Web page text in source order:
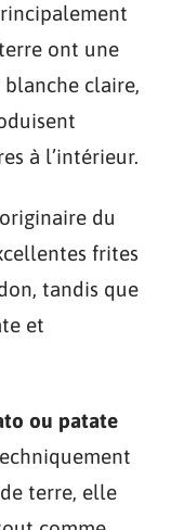
ont une
claire,
à l’intérieur.
du
frites
tandis que
et
ou patate
terre, elle